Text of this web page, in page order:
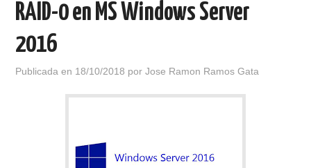
RAID-0 en MS Windows Server
2016
Publicada en 18/10/2018 porJose Ramon Ramos Gata